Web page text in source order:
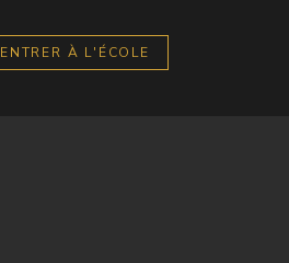
ENTRER À L'ÉCOLE